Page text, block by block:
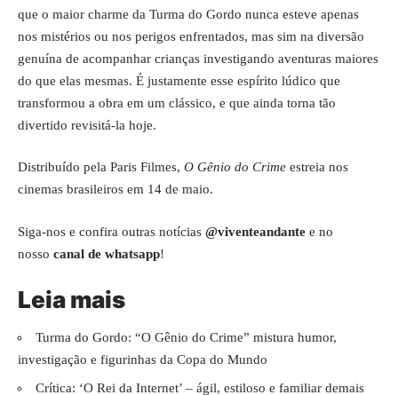
que o maior charme da Turma do Gordo nunca esteve apenas
nos mistérios ou nos perigos enfrentados, mas sim na diversão
genuína de acompanhar crianças investigando aventuras maiores
do que elas mesmas. É justamente esse espírito lúdico que
transformou a obra em um clássico, e que ainda torna tão
divertido revisitá-la hoje.
Distribuído pela Paris Filmes, O Gênio do Crime estreia nos
cinemas brasileiros em 14 de maio.
Siga-nos e confira outras notícias @viventeandante e no
nosso canal de whatsapp!
Leia mais
Turma do Gordo: “O Gênio do Crime” mistura humor,
investigação e figurinhas da Copa do Mundo
Crítica: ‘O Rei da Internet’ – ágil, estiloso e familiar demais